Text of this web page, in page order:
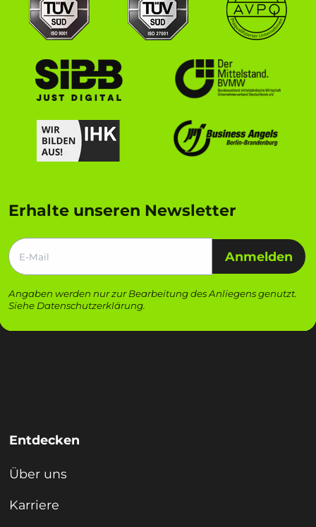
Erhalte unseren Newsletter
Anmelden
Angaben werden nur zur Bearbeitung des Anliegens genutzt.
Siehe Datenschutzerklärung.
Entdecken
Über uns
Karriere